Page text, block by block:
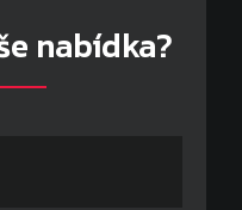
nabídka?